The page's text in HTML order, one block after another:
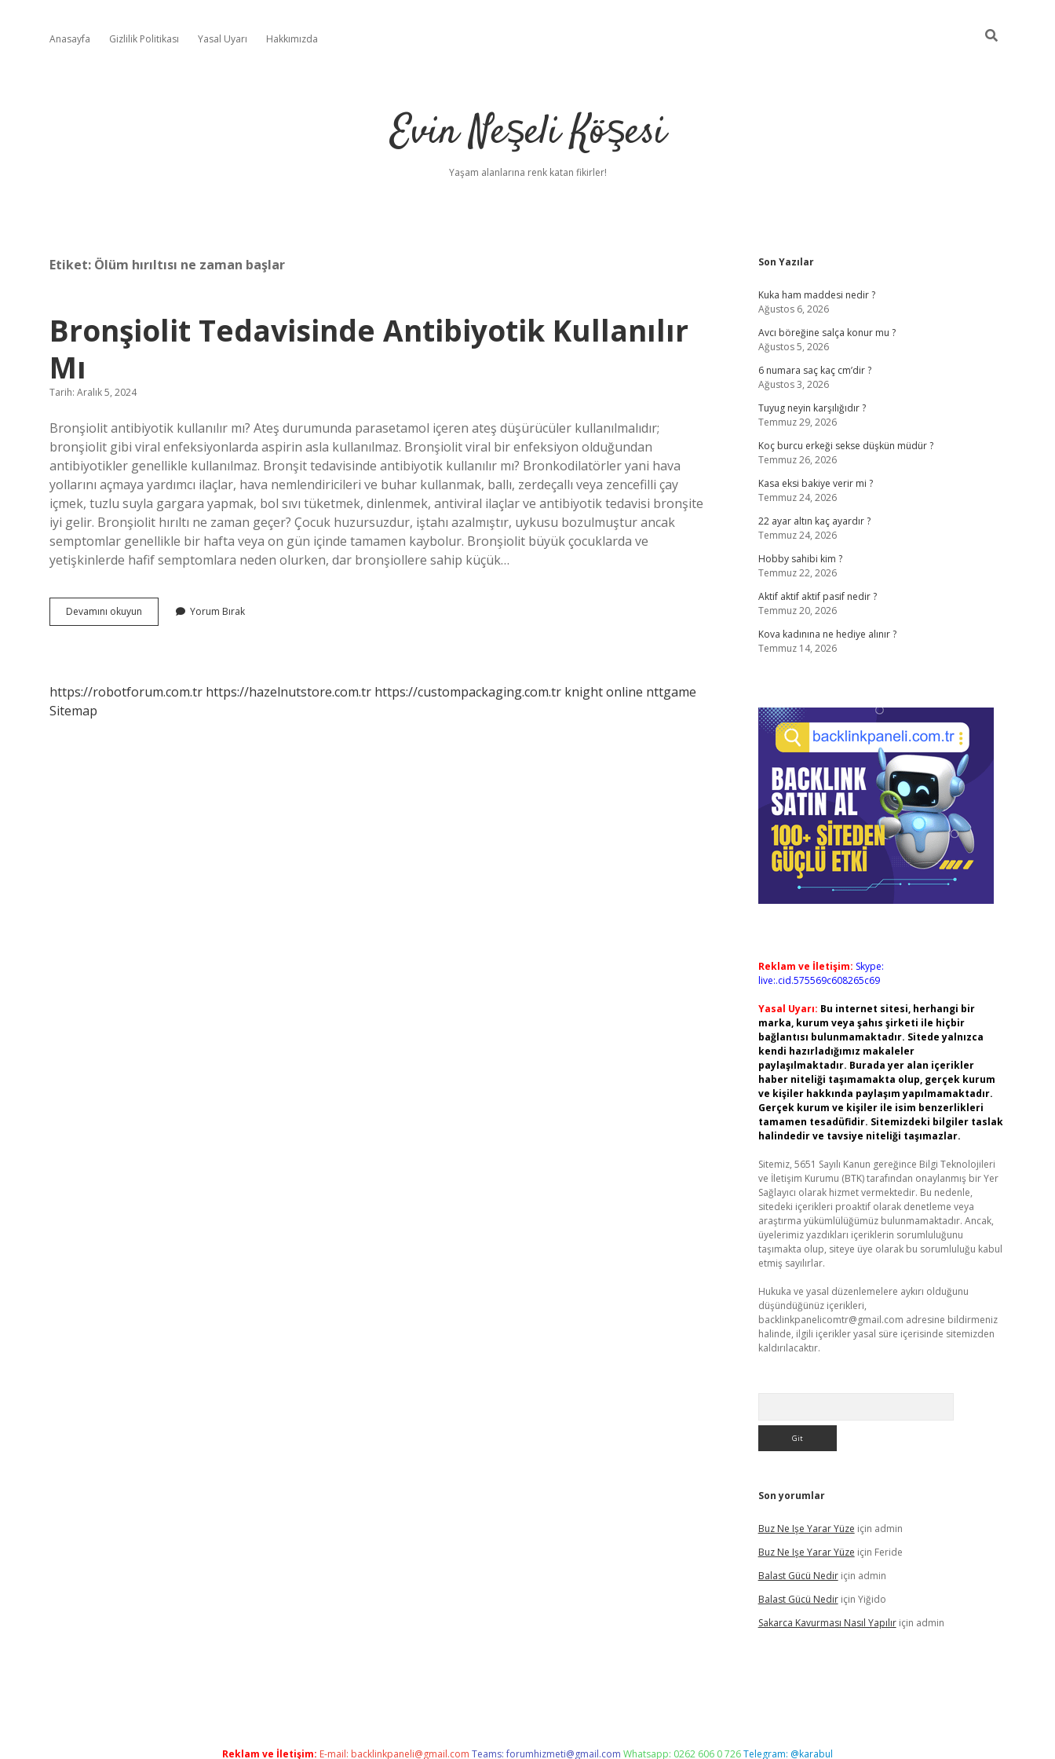
Anasayfa Gizlilik Politikası Yasal Uyarı Hakkımızda
Evin Neşeli Köşesi
Yaşam alanlarına renk katan fikirler!
Etiket: Ölüm hırıltısı ne zaman başlar
Bronşiolit Tedavisinde Antibiyotik Kullanılır
Mı
Tarih: Aralık 5, 2024
Bronşiolit antibiyotik kullanılır mı? Ateş durumunda parasetamol içeren ateş düşürücüler kullanılmalıdır;
bronşiolit gibi viral enfeksiyonlarda aspirin asla kullanılmaz. Bronşiolit viral bir enfeksiyon olduğundan
antibiyotikler genellikle kullanılmaz. Bronşit tedavisinde antibiyotik kullanılır mı? Bronkodilatörler yani hava
yollarını açmaya yardımcı ilaçlar, hava nemlendiricileri ve buhar kullanmak, ballı, zerdeçallı veya zencefilli çay
içmek, tuzlu suyla gargara yapmak, bol sıvı tüketmek, dinlenmek, antiviral ilaçlar ve antibiyotik tedavisi bronşite
iyi gelir. Bronşiolit hırıltı ne zaman geçer? Çocuk huzursuzdur, iştahı azalmıştır, uykusu bozulmuştur ancak
semptomlar genellikle bir hafta veya on gün içinde tamamen kaybolur. Bronşiolit büyük çocuklarda ve
yetişkinlerde hafif semptomlara neden olurken, dar bronşiollere sahip küçük…
Devamını okuyun Bronşiolit
Tedavisinde
Yorum Bırak
https://robotforum.com.tr https://hazelnutstore.com.tr https://custompackaging.com.tr knight online nttgame
Sitemap
Sidebar
Son Yazılar
Kuka ham maddesi nedir ?
Ağustos 6, 2026
Avcı böreğine salça konur mu ?
Ağustos 5, 2026
6 numara saç kaç cm’dir ?
Ağustos 3, 2026
Tuyug neyin karşılığıdır ?
Temmuz 29, 2026
Koç burcu erkeği sekse düşkün müdür ?
Temmuz 26, 2026
Kasa eksi bakiye verir mi ?
Temmuz 24, 2026
22 ayar altın kaç ayardır ?
Temmuz 24, 2026
Hobby sahibi kim ?
Temmuz 22, 2026
Aktif aktif aktif pasif nedir ?
Temmuz 20, 2026
Kova kadınına ne hediye alınır ?
Temmuz 14, 2026
Reklam ve İletişim: Skype:
live:.cid.575569c608265c69
Yasal Uyarı: Bu internet sitesi, herhangi bir
marka, kurum veya şahıs şirketi ile hiçbir
bağlantısı bulunmamaktadır. Sitede yalnızca
kendi hazırladığımız makaleler
paylaşılmaktadır. Burada yer alan içerikler
haber niteliği taşımamakta olup, gerçek kurum
ve kişiler hakkında paylaşım yapılmamaktadır.
Gerçek kurum ve kişiler ile isim benzerlikleri
tamamen tesadüfidir. Sitemizdeki bilgiler taslak
halindedir ve tavsiye niteliği taşımazlar.
Sitemiz, 5651 Sayılı Kanun gereğince Bilgi Teknolojileri
ve İletişim Kurumu (BTK) tarafından onaylanmış bir Yer
Sağlayıcı olarak hizmet vermektedir. Bu nedenle,
sitedeki içerikleri proaktif olarak denetleme veya
araştırma yükümlülüğümüz bulunmamaktadır. Ancak,
üyelerimiz yazdıkları içeriklerin sorumluluğunu
taşımakta olup, siteye üye olarak bu sorumluluğu kabul
etmiş sayılırlar.
Hukuka ve yasal düzenlemelere aykırı olduğunu
düşündüğünüz içerikleri,
backlinkpanelicomtr@gmail.com adresine bildirmeniz
halinde, ilgili içerikler yasal süre içerisinde sitemizden
kaldırılacaktır.
Son yorumlar
Buz Ne Işe Yarar Yüze için admin
Buz Ne Işe Yarar Yüze için Feride
Balast Gücü Nediriçin admin
Balast Gücü Nediriçin Yiğido
Sakarca Kavurması Nasıl Yapılıriçin admin
Reklam ve İletişim: E-mail: backlinkpaneli@gmail.com Teams:forumhizmeti@gmail.com Whatsapp: 0262 606 0 726Telegram: @karabul